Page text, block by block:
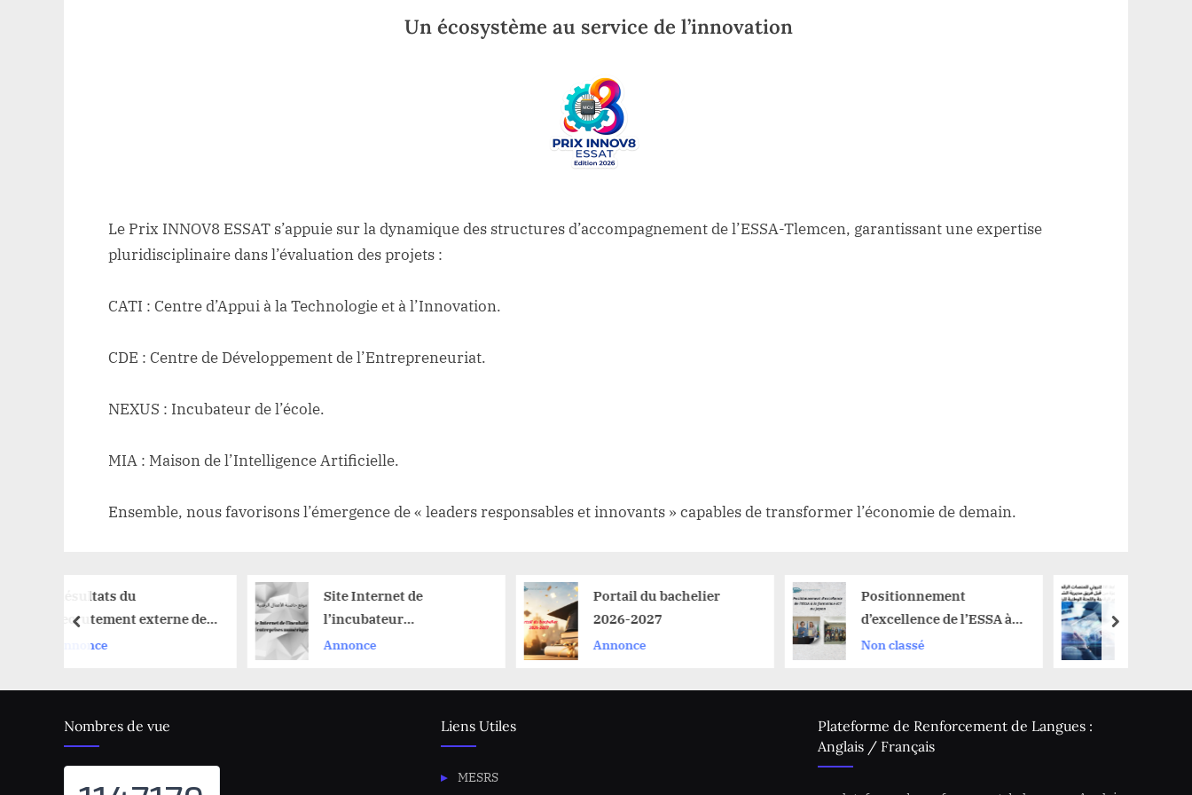
Un écosystème au service de l’innovation
Le Prix INNOV8 ESSAT s’appuie sur la dynamique des structures d’accompagnement de l’ESSA-Tlemcen, garantissant une expertise
pluridisciplinaire dans l’évaluation des projets :
CATI : Centre d’Appui à la Technologie et à l’Innovation.
CDE : Centre de Développement de l’Entrepreneuriat.
NEXUS : Incubateur de l’école.
MIA : Maison de l’Intelligence Artificielle.
Ensemble, nous favorisons l’émergence de « leaders responsables et innovants » capables de transformer l’économie de demain.
externe de
de conférences
Site Internet de
l’incubateur
d’entreprises
numériques
Annonce
Portail du bachelier
2026-2027
Annonce
Positionnement
d’excellence de l’ESSA à
la formation ICT au
Japan.
Non classé
Portail des plateformes
numériques
Annonce
prev next
Nombres de vue Liens Utiles
MESRS
Plateforme de Renforcement de Langues :
Anglais / Français